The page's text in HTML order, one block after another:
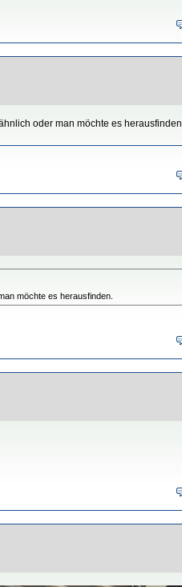
oder man möchte es herausfinden.
möchte es herausfinden.